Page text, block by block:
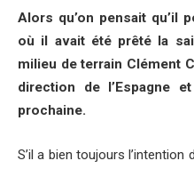
Alors qu’on pensait qu’il
où il avait été prêté la
milieu de terrain Clément
direction de l’Espagne
prochaine.
S’il a bien toujours